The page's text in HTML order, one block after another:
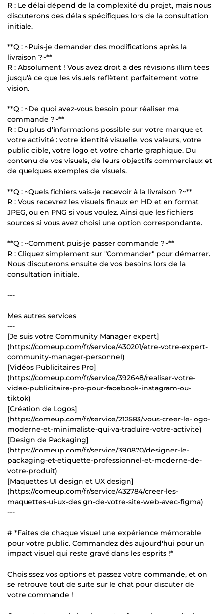
R : Le délai dépend de la complexité du projet, mais nous
discuterons des délais spécifiques lors de la consultation
initiale.
**Q : ~Puis-je demander des modifications après la
livraison ?~**
R : Absolument ! Vous avez droit à des révisions illimitées
jusqu'à ce que les visuels reflètent parfaitement votre
vision.
**Q : ~De quoi avez-vous besoin pour réaliser ma
commande ?~**
R : Du plus d’informations possible sur votre marque et
votre activité : votre identité visuelle, vos valeurs, votre
public cible, votre logo et votre charte graphique. Du
contenu de vos visuels, de leurs objectifs commerciaux et
de quelques exemples de visuels.
**Q : ~Quels fichiers vais-je recevoir à la livraison ?~**
R : Vous recevrez les visuels finaux en HD et en format
JPEG, ou en PNG si vous voulez. Ainsi que les fichiers
sources si vous avez choisi une option correspondante.
**Q : ~Comment puis-je passer commande ?~**
R : Cliquez simplement sur "Commander" pour démarrer.
Nous discuterons ensuite de vos besoins lors de la
consultation initiale.
---
Mes autres services
---
[Je suis votre Community Manager expert]
(https://comeup.com/fr/service/430201/etre-votre-expert-
community-manager-personnel)
[Vidéos Publicitaires Pro]
(https://comeup.com/fr/service/392648/realiser-votre-
video-publicitaire-pro-pour-facebook-instagram-ou-
tiktok)
[Création de Logos]
(https://comeup.com/fr/service/212583/vous-creer-le-logo-
moderne-et-minimaliste-qui-va-traduire-votre-activite)
[Design de Packaging]
(https://comeup.com/fr/service/390870/designer-le-
packaging-et-etiquette-professionnel-et-moderne-de-
votre-produit)
[Maquettes UI design et UX design]
(https://comeup.com/fr/service/432784/creer-les-
maquettes-ui-ux-design-de-votre-site-web-avec-figma)
---
# *Faites de chaque visuel une expérience mémorable
pour votre public. Commandez dès aujourd'hui pour un
impact visuel qui reste gravé dans les esprits !*
Choisissez vos options et passez votre commande, et on
se retrouve tout de suite sur le chat pour discuter de
votre commande !